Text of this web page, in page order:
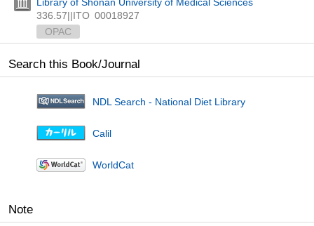
336.57||ITO 00018927
OPAC
Search this Book/Journal
NDL Search - National Diet Library
Calil
WorldCat
Note